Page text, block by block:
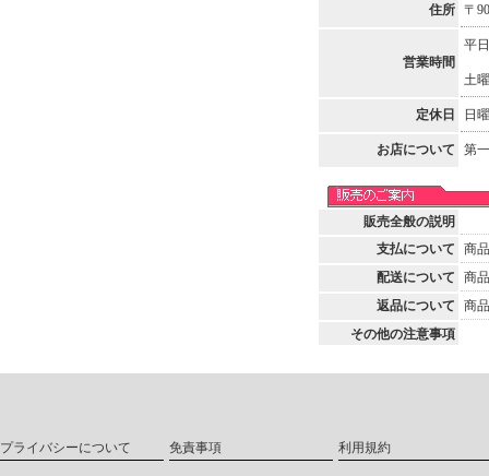
住所 〒
営業時間
平
土
定休日 日
お店について 第
販売全般の説明
支払について
商
配送について
商
返品について
商
その他の注意事項
プライバシーについて 免責事項 利用規約